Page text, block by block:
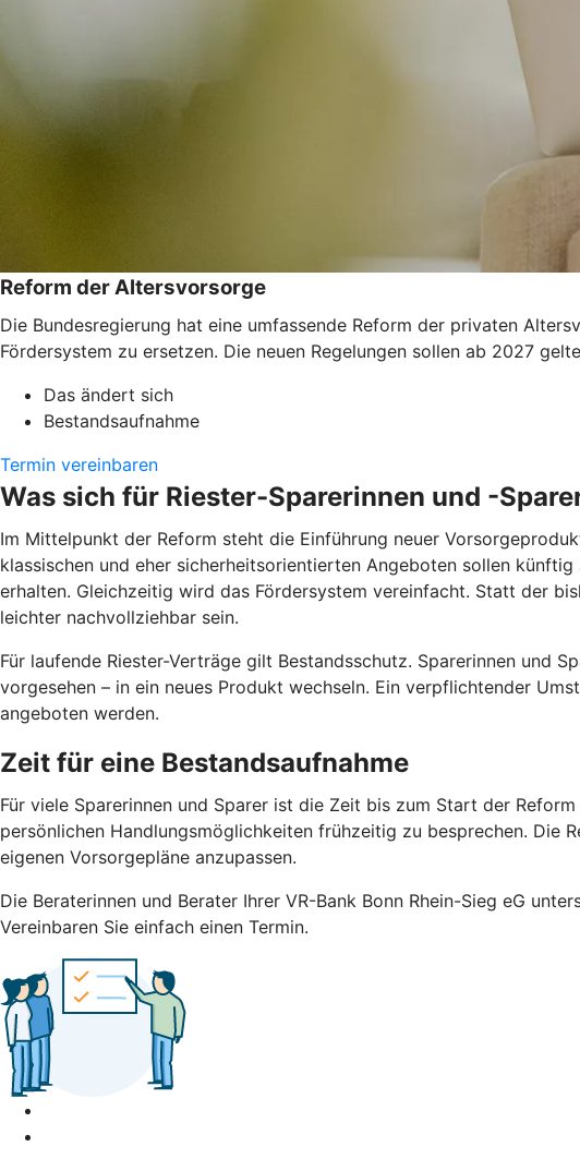
Reform der Altersvorsorge
Die Bundesregierung hat eine umfassende Reform der privaten
Fördersystem zu ersetzen. Die neuen Regelungen sollen ab 2027
Das ändert sich
Bestandsaufnahme
Termin vereinbaren
Was sich für Riester-Sparerinnen und -
Im Mittelpunkt der Reform steht die Einführung neuer
klassischen und eher sicherheitsorientierten Angeboten sollen
erhalten. Gleichzeitig wird das Fördersystem vereinfacht. Statt der
leichter nachvollziehbar sein.
Für laufende Riester-Verträge gilt Bestandsschutz. Sparerinnen und
vorgesehen – in ein neues Produkt wechseln. Ein verpflichtender
angeboten werden.
Zeit für eine Bestandsaufnahme
Für viele Sparerinnen und Sparer ist die Zeit bis zum Start der
persönlichen Handlungsmöglichkeiten frühzeitig zu besprechen.
eigenen Vorsorgepläne anzupassen.
Die Beraterinnen und Berater Ihrer VR-Bank Bonn Rhein-Sieg eG
Vereinbaren Sie einfach einen Termin.